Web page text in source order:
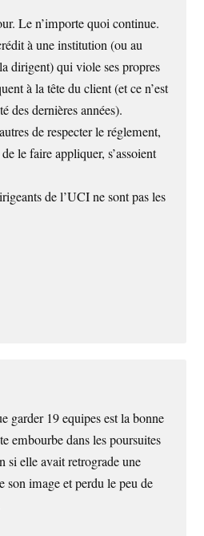
Le n’importe quoi continue.
à une institution (ou au
dirigent) qui viole ses propres
à la tête du client (et ce n’est
des dernières années).
de respecter le réglement,
le faire appliquer, s’assoient
de l’UCI ne sont pas les
garder 19 equipes est la bonne
embourbe dans les poursuites
si elle avait retrograde une
son image et perdu le peu de